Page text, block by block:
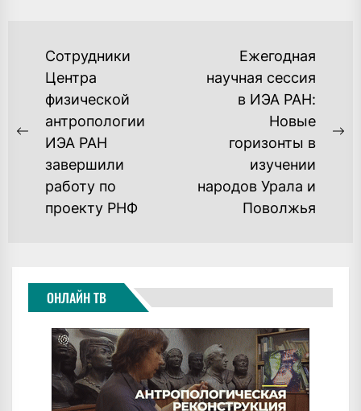
НАВИГАЦИЯ
ЗАПИСЯМ
Previous
post:
Сотрудники
Центра
физической
антропологии
ИЭА РАН
завершили
работу по
проекту РНФ
Ежегодная
научная сессия
в ИЭА РАН:
Новые
горизонты в
изучении
народов Урала и
Поволжья
ОНЛАЙН ТВ